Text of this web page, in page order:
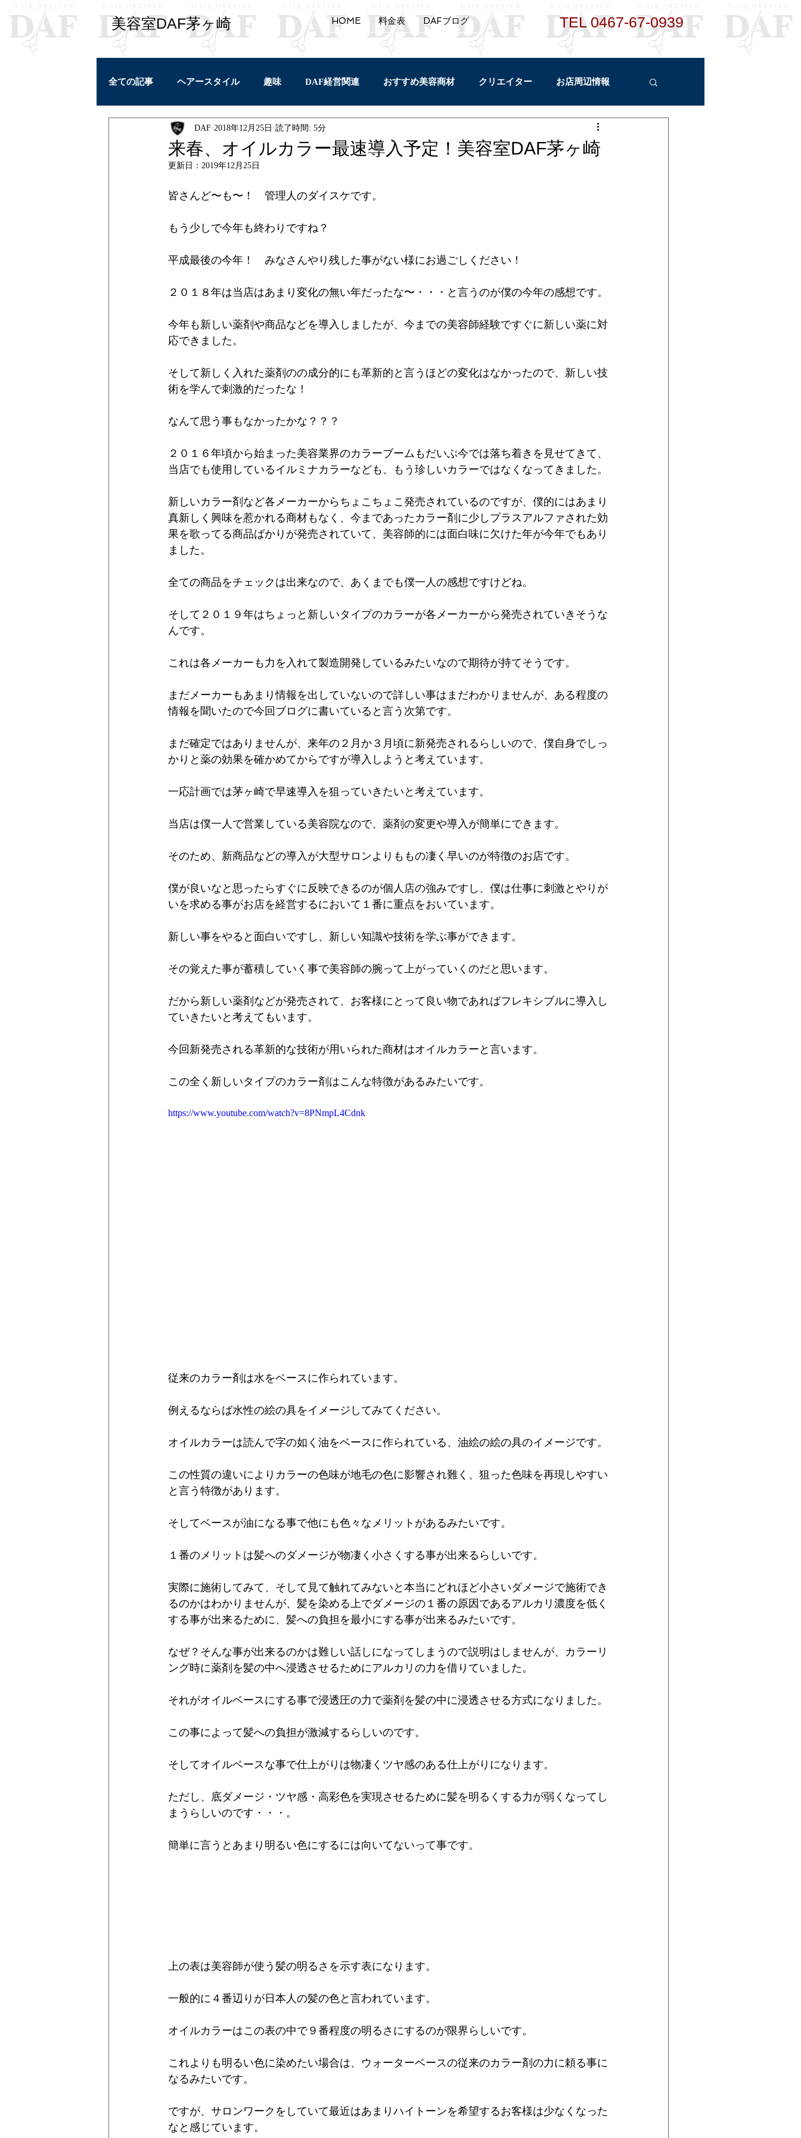
​美容室DAF茅ヶ崎 HOME 料金表 DAFブログ TEL ​ 0467-67-0939
全ての記事 ヘアースタイル 趣味 DAF経営関連 おすすめ美容商材 クリエイター お店周辺情報
ヘアケア 私ごと セルフプロデュース 新メニュー
来春、オイルカラー最速導入予定！美容室DAF茅ヶ崎
DAF 2018年12月25日 読了時間: 5分
更新日： 2019年12月25日
皆さんど〜も〜！　管理人のダイスケです。
もう少しで今年も終わりですね？
平成最後の今年！　みなさんやり残した事がない様にお過ごしください！
２０１８年は当店はあまり変化の無い年だったな〜・・・と言うのが僕の今年の感想です。
今年も新しい薬剤や商品などを導入しましたが、今までの美容師経験ですぐに新しい薬に対
応できました。
そして新しく入れた薬剤のの成分的にも革新的と言うほどの変化はなかったので、新しい技
術を学んで刺激的だったな！
なんて思う事もなかったかな？？？
２０１６年頃から始まった美容業界のカラーブームもだいぶ今では落ち着きを見せてきて、
当店でも使用しているイルミナカラーなども、もう珍しいカラーではなくなってきました。
新しいカラー剤など各メーカーからちょこちょこ発売されているのですが、僕的にはあまり
真新しく興味を惹かれる商材もなく、今まであったカラー剤に少しプラスアルファされた効
果を歌ってる商品ばかりが発売されていて、美容師的には面白味に欠けた年が今年でもあり
ました。
全ての商品をチェックは出来なので、あくまでも僕一人の感想ですけどね。
そして２０１９年はちょっと新しいタイプのカラーが各メーカーから発売されていきそうな
んです。
これは各メーカーも力を入れて製造開発しているみたいなので期待が持てそうです。
まだメーカーもあまり情報を出していないので詳しい事はまだわかりませんが、ある程度の
情報を聞いたので今回ブログに書いていると言う次第です。
まだ確定ではありませんが、来年の２月か３月頃に新発売されるらしいので、僕自身でしっ
かりと薬の効果を確かめてからですが導入しようと考えています。
一応計画では茅ヶ崎で早速導入を狙っていきたいと考えています。
当店は僕一人で営業している美容院なので、薬剤の変更や導入が簡単にできます。
そのため、新商品などの導入が大型サロンよりももの凄く早いのが特徴のお店です。
僕が良いなと思ったらすぐに反映できるのが個人店の強みですし、僕は仕事に刺激とやりが
いを求める事がお店を経営するにおいて１番に重点をおいています。
新しい事をやると面白いですし、新しい知識や技術を学ぶ事ができます。
その覚えた事が蓄積していく事で美容師の腕って上がっていくのだと思います。
だから新しい薬剤などが発売されて、お客様にとって良い物であればフレキシブルに導入し
ていきたいと考えてもいます。
今回新発売される革新的な技術が用いられた商材はオイルカラーと言います。
この全く新しいタイプのカラー剤はこんな特徴があるみたいです。
https://www.youtube.com/watch?v=8PNmpL4Cdnk
従来のカラー剤は水をベースに作られています。
例えるならば水性の絵の具をイメージしてみてください。
オイルカラーは読んで字の如く油をベースに作られている、油絵の絵の具のイメージです。
この性質の違いによりカラーの色味が地毛の色に影響され難く、狙った色味を再現しやすい
と言う特徴があります。
そしてベースが油になる事で他にも色々なメリットがあるみたいです。
１番のメリットは髪へのダメージが物凄く小さくする事が出来るらしいです。
実際に施術してみて、そして見て触れてみないと本当にどれほど小さいダメージで施術でき
るのかはわかりませんが、髪を染める上でダメージの１番の原因であるアルカリ濃度を低く
する事が出来るために、髪への負担を最小にする事が出来るみたいです。
なぜ？そんな事が出来るのかは難しい話しになってしまうので説明はしませんが、カラーリ
ング時に薬剤を髪の中へ浸透させるためにアルカリの力を借りていました。
それがオイルベースにする事で浸透圧の力で薬剤を髪の中に浸透させる方式になりました。
この事によって髪への負担が激減するらしいのです。
そしてオイルベースな事で仕上がりは物凄くツヤ感のある仕上がりになります。
ただし、底ダメージ・ツヤ感・高彩色を実現させるために髪を明るくする力が弱くなってし
まうらしいのです・・・。
簡単に言うとあまり明るい色にするには向いてないって事です。
上の表は美容師が使う髪の明るさを示す表になります。
一般的に４番辺りが日本人の髪の色と言われています。
オイルカラーはこの表の中で９番程度の明るさにするのが限界らしいです。
これよりも明るい色に染めたい場合は、ウォーターベースの従来のカラー剤の力に頼る事に
なるみたいです。
ですが、サロンワークをしていて最近はあまりハイトーンを希望するお客様は少なくなった
なと感じています。